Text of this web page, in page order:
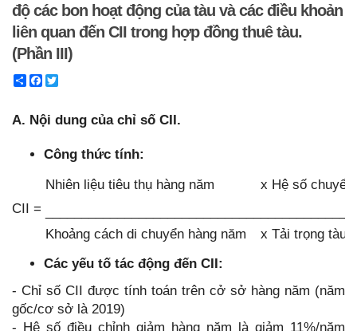
độ các bon hoạt động của tàu và các điều khoản
liên quan đến CII trong hợp đồng thuê tàu.
(Phần III)
ShareFacebook
A. Nội dung của chỉ số CII.
Công thức tính:
CII =
Nhiên liệu tiêu thụ hàng năm x Hệ số
Khoảng cách di chuyển hàng năm
x Tải trọng tàu
Các yếu tố tác động đến CII:
- Chỉ số CII được tính toán trên cở sở hàng năm (năm
gốc/cơ sở là 2019)
- Hệ số điều chỉnh giảm hàng năm là giảm 11%/năm